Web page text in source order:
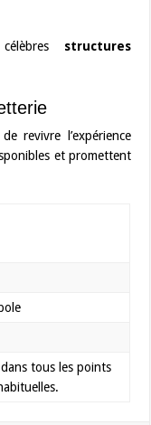
structures
revivre l’expérience
et promettent
tous les points